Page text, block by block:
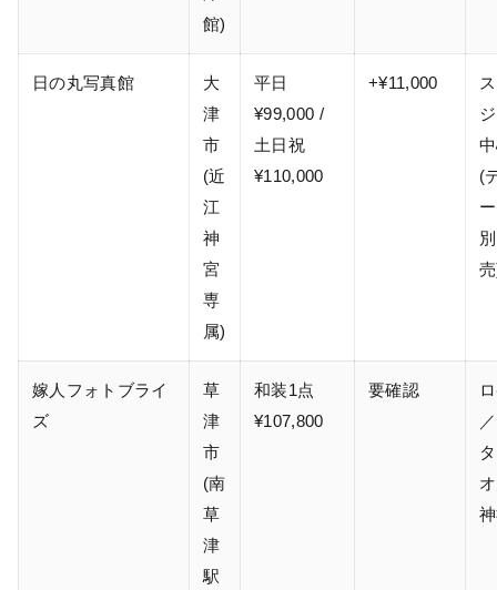
館)
日の丸写真館
大
津
市
(近
江
神
宮
専
属)
平日
¥99,000 /
土日祝
¥110,000
+¥11,000
(
別
嫁人フォトブライ
ズ
草
津
市
(南
草
津
駅
和装1点
¥107,800
要確認